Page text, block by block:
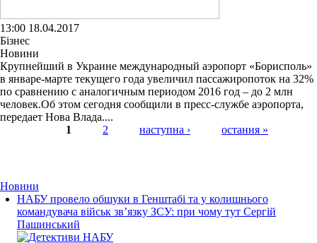
13:00 18.04.2017
Бізнес
Новини
Крупнейший в Украине международный аэропорт «Борисполь»
в январе-марте текущего года увеличил пассажиропоток на 32%
по сравнению с аналогичным периодом 2016 год – до 2 млн
человек.Об этом сегодня сообщили в пресс-службе аэропорта,
передает Нова Влада....
1 2 наступна › остання »
Новини
НАБУ провело обшуки в Генштабі та у колишнього
командувача військ зв’язку ЗСУ: при чому тут Сергій
Пашинський